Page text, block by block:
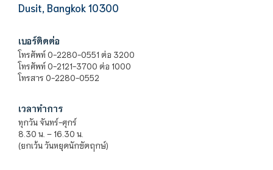
Dusit, Bangkok 10300
เบอร์ติดต่อ
โทรศัพท์ 0-2280-0551 ต่อ 3200
โทรศัพท์ 0-2121-3700 ต่อ 1000
โทรสาร 0-2280-0552
เวลาทำการ
ทุกวัน จันทร์-ศุกร์
8.30 น. – 16.30 น.
(ยกเว้น วันหยุดนักขัตฤกษ์)